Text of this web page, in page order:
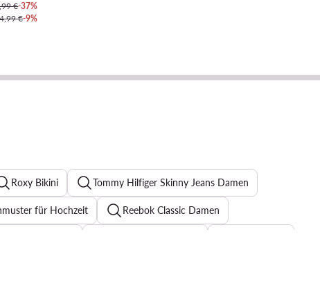
€-37%
€-9%
Roxy Bikini Tommy Hilfiger Skinny Jeans Damen
für Hochzeit Reebok Classic Damen